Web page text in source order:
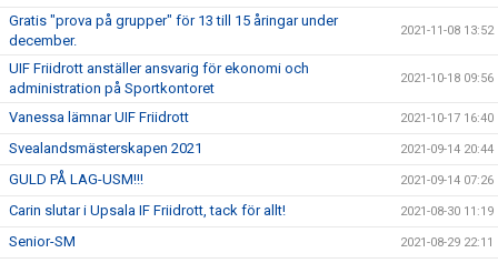
Gratis "prova på grupper" för 13 till 15 åringar under
december.
2021-11-08 13:52
UIF Friidrott anställer ansvarig för ekonomi och
administration på Sportkontoret
2021-10-18 09:56
Vanessa lämnar UIF Friidrott 2021-10-17 16:40
Svealandsmästerskapen 2021 2021-09-14 20:44
GULD PÅ LAG-USM!!! 2021-09-14 07:26
Carin slutar i Upsala IF Friidrott, tack för allt! 2021-08-30 11:19
Senior-SM 2021-08-29 22:11